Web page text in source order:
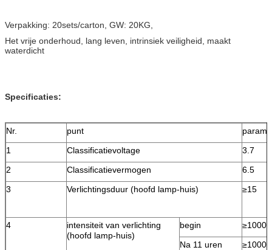
Verpakking: 20sets/carton, GW: 20KG,
Het vrije onderhoud, lang leven, intrinsiek veiligheid, maakt
waterdicht
Specificaties:
Nr. punt
1
Classificatievoltage
3.7
2
Classificatievermogen
6.5
3
Verlichtingsduur (hoofd lamp-huis) ≥15
4
intensiteit van verlichting
(hoofd lamp-huis)
begin
≥10000
Na 11 uren
≥10000